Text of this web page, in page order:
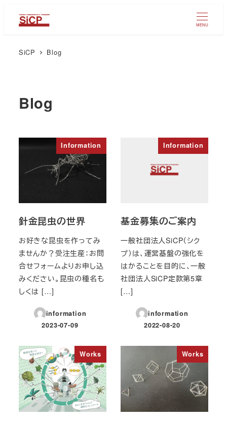
MENU
SiCP Blog
Blog
Information
針金昆虫の世界
お好きな昆虫を作ってみ
ませんか？受注生産：お問
合せフォームよりお申し込
みください。昆虫の種名も
しくは […]
information
投稿日
2023-07-09
Information
基金募集のご案内
一般社団法人SiCP（シク
プ）は、運営基盤の強化を
はかることを目的に、一般
社団法人SiCP定款第5章
[…]
information
投稿日
2022-08-20
Works Works